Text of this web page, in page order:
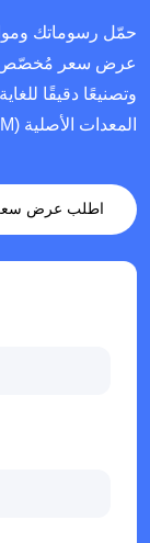
وتصنيعًا دقيقًا
المعدات الأصلية (OEM).
اطلب عرض